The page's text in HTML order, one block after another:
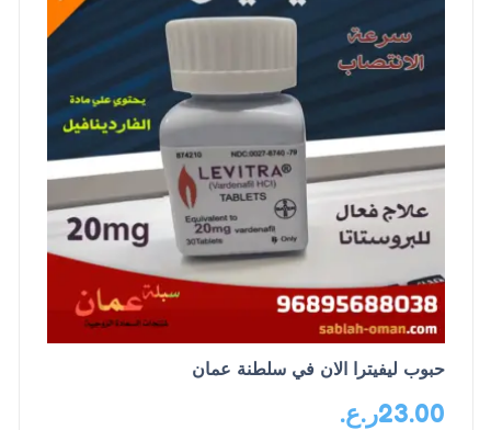
حبوب ليفيترا الان في سلطنة عمان
23.00ر.ع.